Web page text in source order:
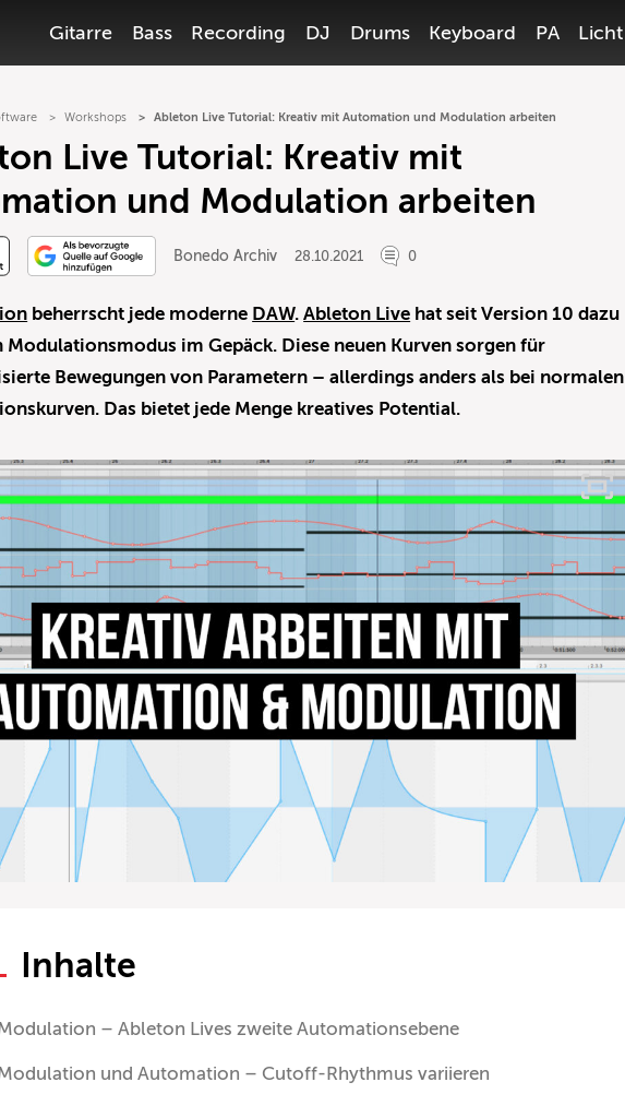
Gitarre Bass Recording DJ Drums Keyboard PA Licht
Workshops Ableton Live Tutorial: Kreativ mit Automation und Modulation arbeiten
Live Tutorial: Kreativ mit
und Modulation arbeiten
Bonedo Archiv 28.10.2021 0
beherrscht jede moderne DAW.Ableton Live hat seit Version 10 dazu
Modulationsmodus im Gepäck. Diese neuen Kurven sorgen für
Bewegungen von Parametern – allerdings anders als bei normalen
Das bietet jede Menge kreatives Potential.
Inhalte
– Ableton Lives zweite Automationsebene
und Automation – Cutoff-Rhythmus variieren